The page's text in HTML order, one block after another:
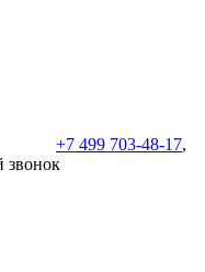
+7 499 703-48-17,
звонок